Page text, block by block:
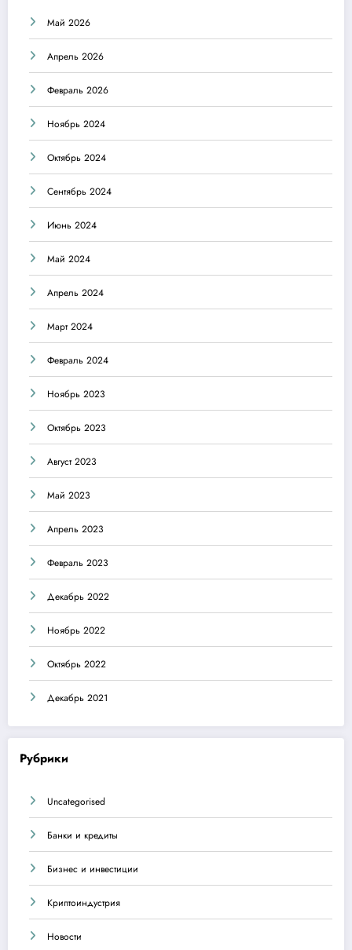
Май 2026
Апрель 2026
Февраль 2026
Ноябрь 2024
Октябрь 2024
Сентябрь 2024
Июнь 2024
Май 2024
Апрель 2024
Март 2024
Февраль 2024
Ноябрь 2023
Октябрь 2023
Август 2023
Май 2023
Апрель 2023
Февраль 2023
Декабрь 2022
Ноябрь 2022
Октябрь 2022
Декабрь 2021
Рубрики
Uncategorised
Банки и кредиты
Бизнес и инвестиции
Криптоиндустрия
Новости